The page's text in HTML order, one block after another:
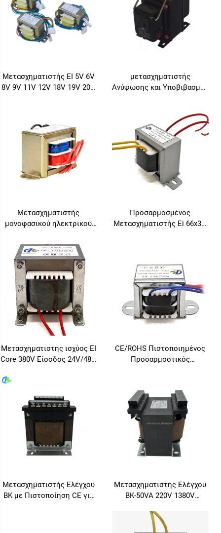
Μετασχηματιστής EI 5V 6V
8V 9V 11V 12V 18V 19V 20V
μετασχηματιστής
Ανύψωσης και Υποβιβασμού
Μετασχηματιστής
μονοφασικού ηλεκτρικού
120V 220V σε Ac 6V 9V 12V
15V 18V 24V
Προσαρμοσμένος
Μετασχηματιστής Ei 66x36,
Προμηθευτής
Μετασχηματιστής ισχύος EI
Core 380V Είσοδος 24V/48V
βιομηχανικό αυτοματισμό
CE/ROHS Πιστοποιημένος
Προσαρμοστικός
Χαμηλές Απώλειες,
Χαμηλός Θόρυβος για
Βιομηχανικές/Οικιακές
Συσκευές 110V
Μετασχηματιστής Ελέγχου
BK με Πιστοποίηση CE για
Μετασχηματιστής Ελέγχου
BK-50VA 220V 1380V
Έξοδος 50Hz/60Hz Από
Χαλκό Τύπου BK για